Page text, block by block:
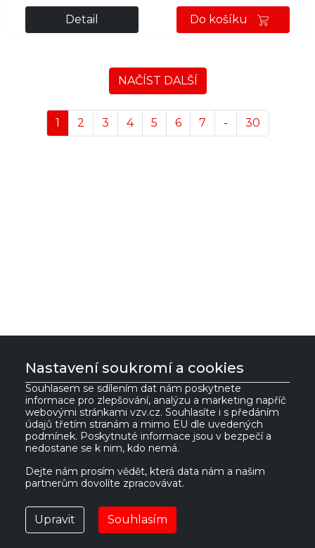
Detail Do košíku
NAČÍST DALŠÍ
1 2 3 4 5 6 7 - 30
VZV GROUP s.r.o.
561 61 Červená Voda 535
Česká republika
IČ:
DIČ:CZ27469662
vzv@vzv.cz
Nastavení soukromí a cookies
Souhlasem se sdílením dat nám poskytnete
informace pro zlepšování, analýzu a marketing napříč
webovými stránkami vzv.cz. Souhlasíte i s předáním
údajů třetím stranám a mimo EU dle uvedených
podmínek. Poskytnuté informace jsou v bezpečí a
nedostane se k nim, kdo nemá.
Dejte nám prosím vědět, která data nám a našim
partnerům dovolíte zpracovávat.
Upravit Souhlasím